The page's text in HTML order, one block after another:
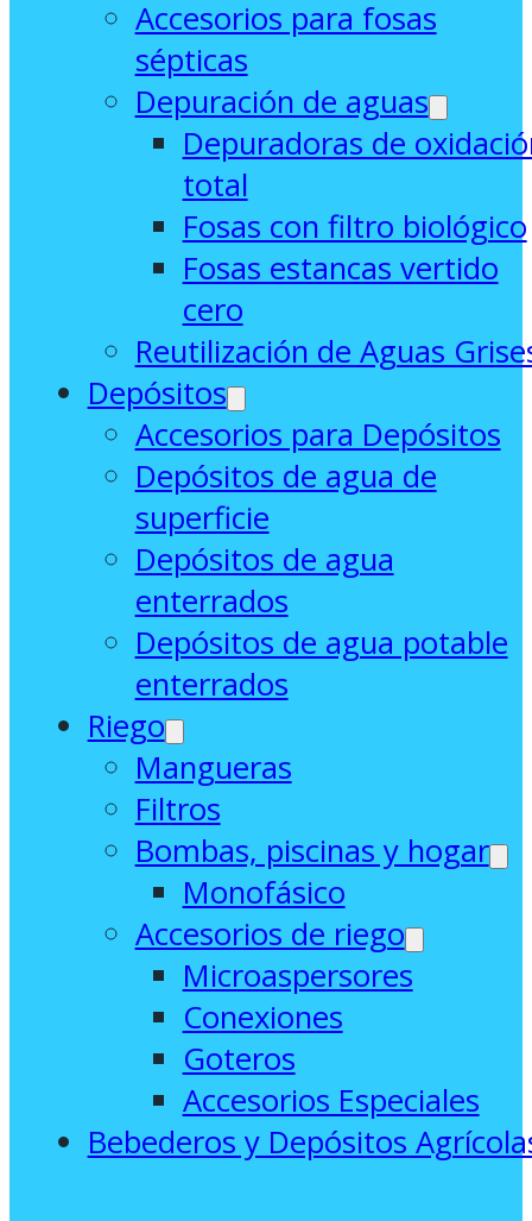
Accesorios para fosas
sépticas
Depuración de aguas
Depuradoras de
total
Fosas con filtro biológico
Fosas estancas vertido
cero
Reutilización de Aguas
Depósitos
Accesorios para Depósitos
Depósitos de agua de
superficie
Depósitos de agua
enterrados
Depósitos de agua potable
enterrados
Riego
Mangueras
Filtros
Bombas, piscinas y hogar
Monofásico
Accesorios de riego
Microaspersores
Conexiones
Goteros
Accesorios Especiales
Bebederos y Depósitos